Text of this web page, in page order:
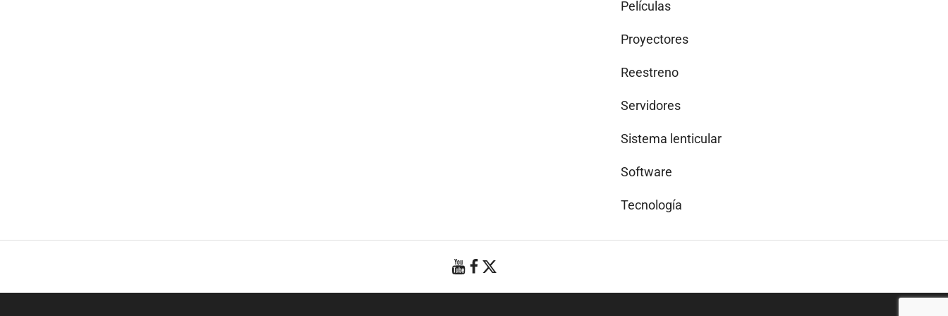
Películas
Proyectores
Reestreno
Servidores
Sistema lenticular
Software
Tecnología